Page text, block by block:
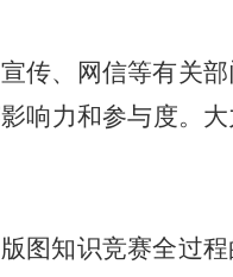
传、网信等有关
响力和参与度。
图知识竞赛全过